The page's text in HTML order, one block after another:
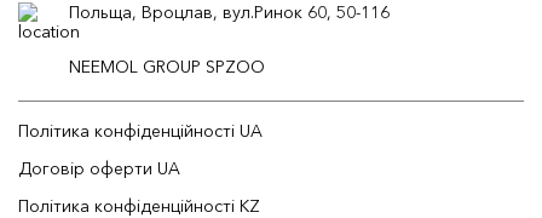
Польща, Вроцлав, вул.Ринок 60, 50-116
NEEMOL GROUP SPZOO
Політика конфіденційності UA
Договір оферти UA
Політика конфіденційності KZ